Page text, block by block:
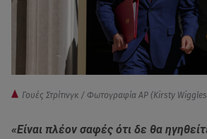
Γουές Στρίτινγκ / Φωτογραφία AP (Kirsty
«Είναι πλέον σαφές ότι δε θα